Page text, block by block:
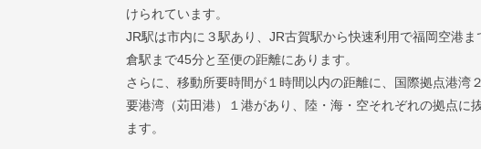
けられています。
JR駅は市内に３駅あり、JR古賀駅から快速利用で福岡空港
倉駅まで45分と至便の距離にあります。
さらに、移動所要時間が１時間以内の距離に、国際拠点港湾
要港湾（苅田港）１港があり、陸・海・空それぞれの拠点に
ます。